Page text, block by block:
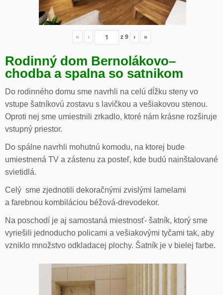
« ‹ z9 › »
Rodinný dom Bernolákovo–
chodba a spalna so satnikom
Do rodinného domu sme navrhli na celú dĺžku steny vo
vstupe šatníkovú zostavu s lavičkou a vešiakovou stenou.
Oproti nej sme umiestnili zrkadlo, ktoré nám krásne rozširuje
vstupný priestor.
Do spálne navrhli mohutnú komodu, na ktorej bude
umiestnená TV a zástenu za posteľ, kde budú nainštalované
svietidlá.
Celý sme zjednotili dekoračnými zvislými lamelami
a farebnou kombiláciou béžová-drevodekor.
Na poschodí je aj samostaná miestnosť- šatník, ktorý sme
vyriešili jednoducho policami a vešiakovými tyčami tak, aby
vzniklo množstvo odkladacej plochy. Šatník je v bielej farbe.